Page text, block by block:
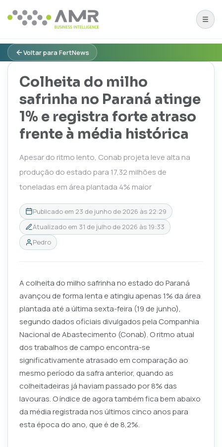
Voltar para FertNews
Colheita do milho
safrinha no Paraná atinge
1% e registra forte atraso
frente à média histórica
Apesar do ritmo lento, Conab projeta leve alta na
produção do estado para 17,32 milhões de
toneladas em área plantada 4% maior
Publicado em 23 de junho de 2026 às 22:29
Atualizado em 31 de julho de 2026 às 19:33
Pedro
A colheita do milho safrinha no estado do Paraná
avançou de forma lenta e atingiu apenas 1% da área
plantada até a última sexta-feira (19 de junho),
segundo dados oficiais divulgados pela Companhia
Nacional de Abastecimento (Conab). O ritmo atual
dos trabalhos de campo encontra-se
significativamente atrasado em comparação ao
mesmo período da safra anterior, quando as
colheitadeiras já haviam passado por 8% das
lavouras. O índice de agora também fica bem abaixo
da média registrada nos últimos cinco anos para
esta época do ano, que é de 8,2%.